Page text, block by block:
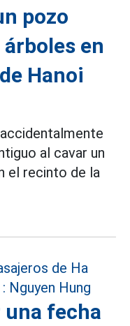
pozo
en
Hanoi
al cavar un
el recinto de la
fecha